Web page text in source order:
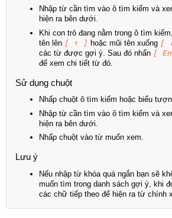
Nhập từ cần tìm vào ô tìm kiếm và
hiện ra bên dưới.
Khi con trỏ đang nằm trong ô tìm
tên lên [ ↑ ] hoặc mũi tên xuống [
các từ được gợi ý. Sau đó nhấn [
để xem chi tiết từ đó.
Sử dụng chuột
Nhấp chuột ô tìm kiếm hoặc biểu
Nhập từ cần tìm vào ô tìm kiếm và
hiện ra bên dưới.
Nhấp chuột vào từ muốn xem.
Lưu ý
Nếu nhập từ khóa quá ngắn bạn sẽ
muốn tìm trong danh sách gợi ý, khi
các chữ tiếp theo để hiện ra từ chính